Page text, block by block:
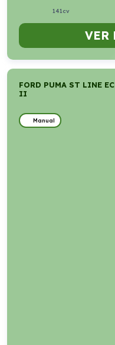
141cv
VER
FORD PUMA ST LINE
II
Manual